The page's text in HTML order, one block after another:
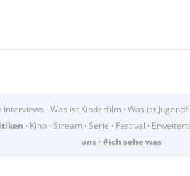
· Interviews · Was ist Kinderfilm · Was ist
· Kino· Stream · Serie · Festival ·
uns · #ich sehe was